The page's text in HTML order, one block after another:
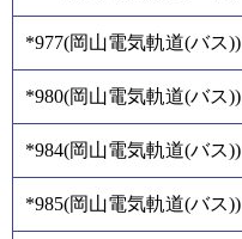
*977(岡山電気軌道(バス))
*980(岡山電気軌道(バス))
*984(岡山電気軌道(バス))
*985(岡山電気軌道(バス))